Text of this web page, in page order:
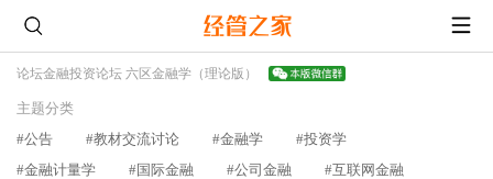
论坛金融投资论坛 六区金融学（理论版）
主题分类
#公告
#教材交流讨论 #金融学
#投资学
#金融计量学
#国际金融 #公司金融
#互联网金融